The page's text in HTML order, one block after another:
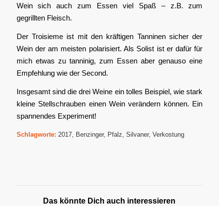
Wein sich auch zum Essen viel Spaß – z.B. zum
gegrillten Fleisch.
Der Troisieme ist mit den kräftigen Tanninen sicher der
Wein der am meisten polarisiert. Als Solist ist er dafür für
mich etwas zu tanninig, zum Essen aber genauso eine
Empfehlung wie der Second.
Insgesamt sind die drei Weine ein tolles Beispiel, wie stark
kleine Stellschrauben einen Wein verändern können. Ein
spannendes Experiment!
Schlagworte: 2017, Benzinger, Pfalz Silvaner, Verkostung
Das könnte Dich auch interessieren